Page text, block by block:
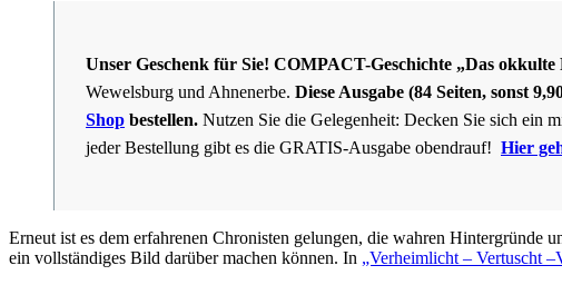
Unser Geschenk für Sie! COMPACT-Geschichte „Das okkulte
Wewelsburg und Ahnenerbe. Diese Ausgabe (84 Seiten, sonst
Shop bestellen. Nutzen Sie die Gelegenheit: Decken Sie sich ein
jeder Bestellung gibt es die GRATIS-Ausgabe obendrauf! Hier
Erneut ist es dem erfahrenen Chronisten gelungen, die wahren Hintergründe
ein vollständiges Bild darüber machen können. In „Verheimlicht – Vertuscht